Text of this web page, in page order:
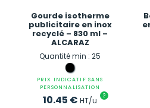
Gourde isotherme
publicitaire en inox
recyclé – 830 ml –
ALCARAZ
Quantité min : 25
PRIX INDICATIF SANS
PERSONNALISATION
10.45 € HT/u ?